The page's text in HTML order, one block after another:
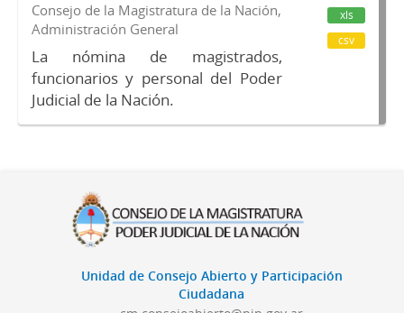
Consejo de la Magistratura de la Nación,
Administración General
La nómina de magistrados,
funcionarios y personal del Poder
Judicial de la Nación.
xls
csv
Unidad de Consejo Abierto y Participación
Ciudadana